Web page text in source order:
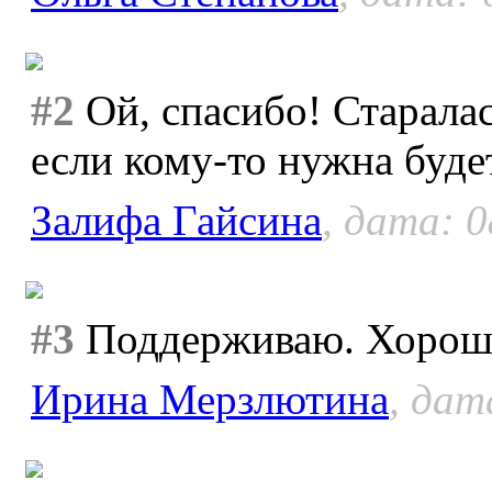
#2 Ой, спасибо!
если кому-то нужна
Залифа Гайсина, дата:
#3 Поддерживаю.
Ирина Мерзлютина,